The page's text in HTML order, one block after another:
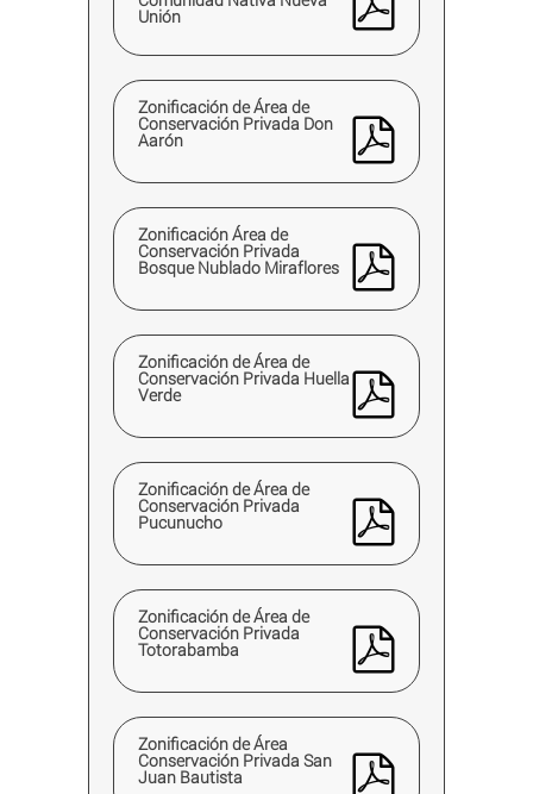
Unión
Zonificación de Área de
Conservación Privada Don
Aarón
Zonificación Área de
Conservación Privada
Bosque Nublado Miraflores
Zonificación de Área de
Conservación Privada Huella
Verde
Zonificación de Área de
Conservación Privada
Pucunucho
Zonificación de Área de
Conservación Privada
Totorabamba
Zonificación de Área
Conservación Privada San
Juan Bautista